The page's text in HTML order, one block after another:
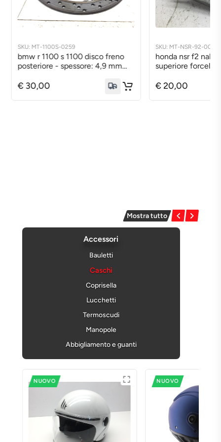
SKU: MT-NSR-92-0075
honda nsr f2 naked 125 piastra
superiore forcella manubrio 1992
€ 20,00
SKU: ST-XC-250-1892
xciting 250 aria
starter
€ 40,00
Mostra tutto
Accessori
Bauletti
Caschi
Coprisella
Lucchetti
Termoscudi
Manopole
Abbigliamento e guanti
NUOVO NUOVO